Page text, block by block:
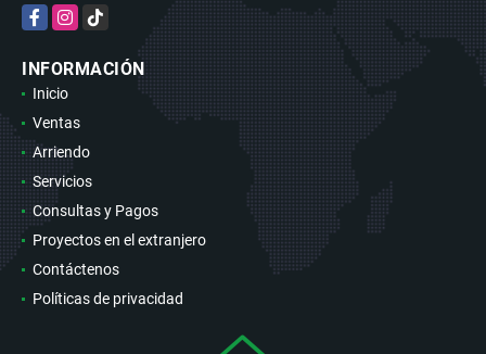
FacebookInstagram
TikTok
INFORMACIÓN
Inicio
Ventas
Arriendo
Servicios
Consultas y Pagos
Proyectos en el extranjero
Contáctenos
Políticas de privacidad